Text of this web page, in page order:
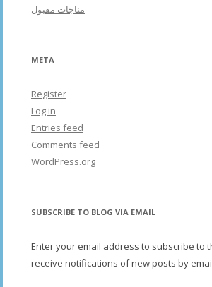
مناجات مقبول
META
Register
Log in
Entries feed
Comments feed
WordPress.org
SUBSCRIBE TO BLOG VIA EMAIL
Enter your email address to subscribe to
receive notifications of new posts by